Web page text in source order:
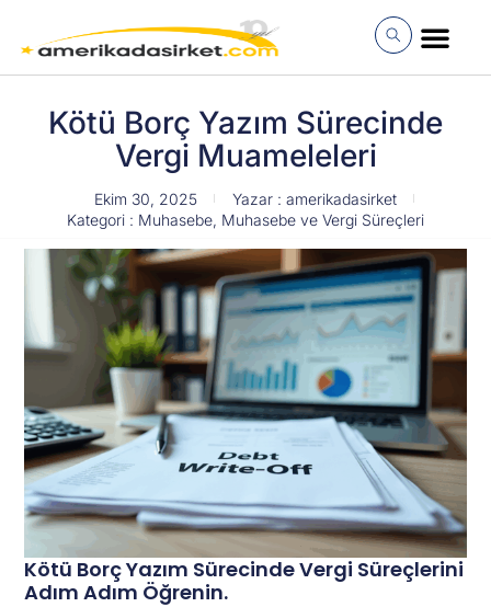
atla
Kötü Borç Yazım Sürecinde
Vergi Muameleleri
Ekim 30, 2025 Yazar : amerikadasirket
Kategori : Muhasebe, Muhasebe ve Vergi Süreçleri
Kötü Borç Yazım Sürecinde Vergi Süreçlerini
Adım Adım Öğrenin.